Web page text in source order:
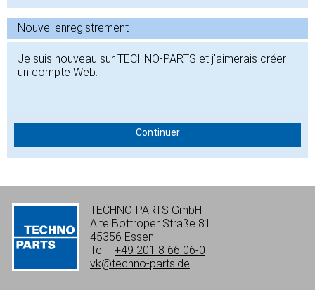
Nouvel enregistrement
Je suis nouveau sur TECHNO-PARTS et j'aimerais créer
un compte Web.
Continuer
TECHNO-PARTS GmbH
Alte Bottroper Straße 81
45356 Essen
Tel : +49 201 8 66 06-0
vk@techno-parts.de